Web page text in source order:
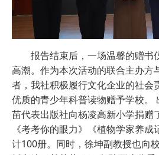
报告结束后，一场温馨的赠书
高潮。作为本次活动的联合主办方
者，我社积极履行文化企业的社会
优质的青少年科普读物赠予学校。
苗代表出版社向杨凌高新小学捐赠
《考考你的眼力》《植物学家养
计100册。同时，徐坤副教授也向